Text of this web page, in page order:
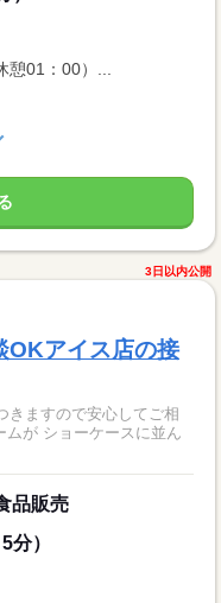
01：00）...
3日以内公開
OKアイス店の接
きますので安心してご相
品販売
分）